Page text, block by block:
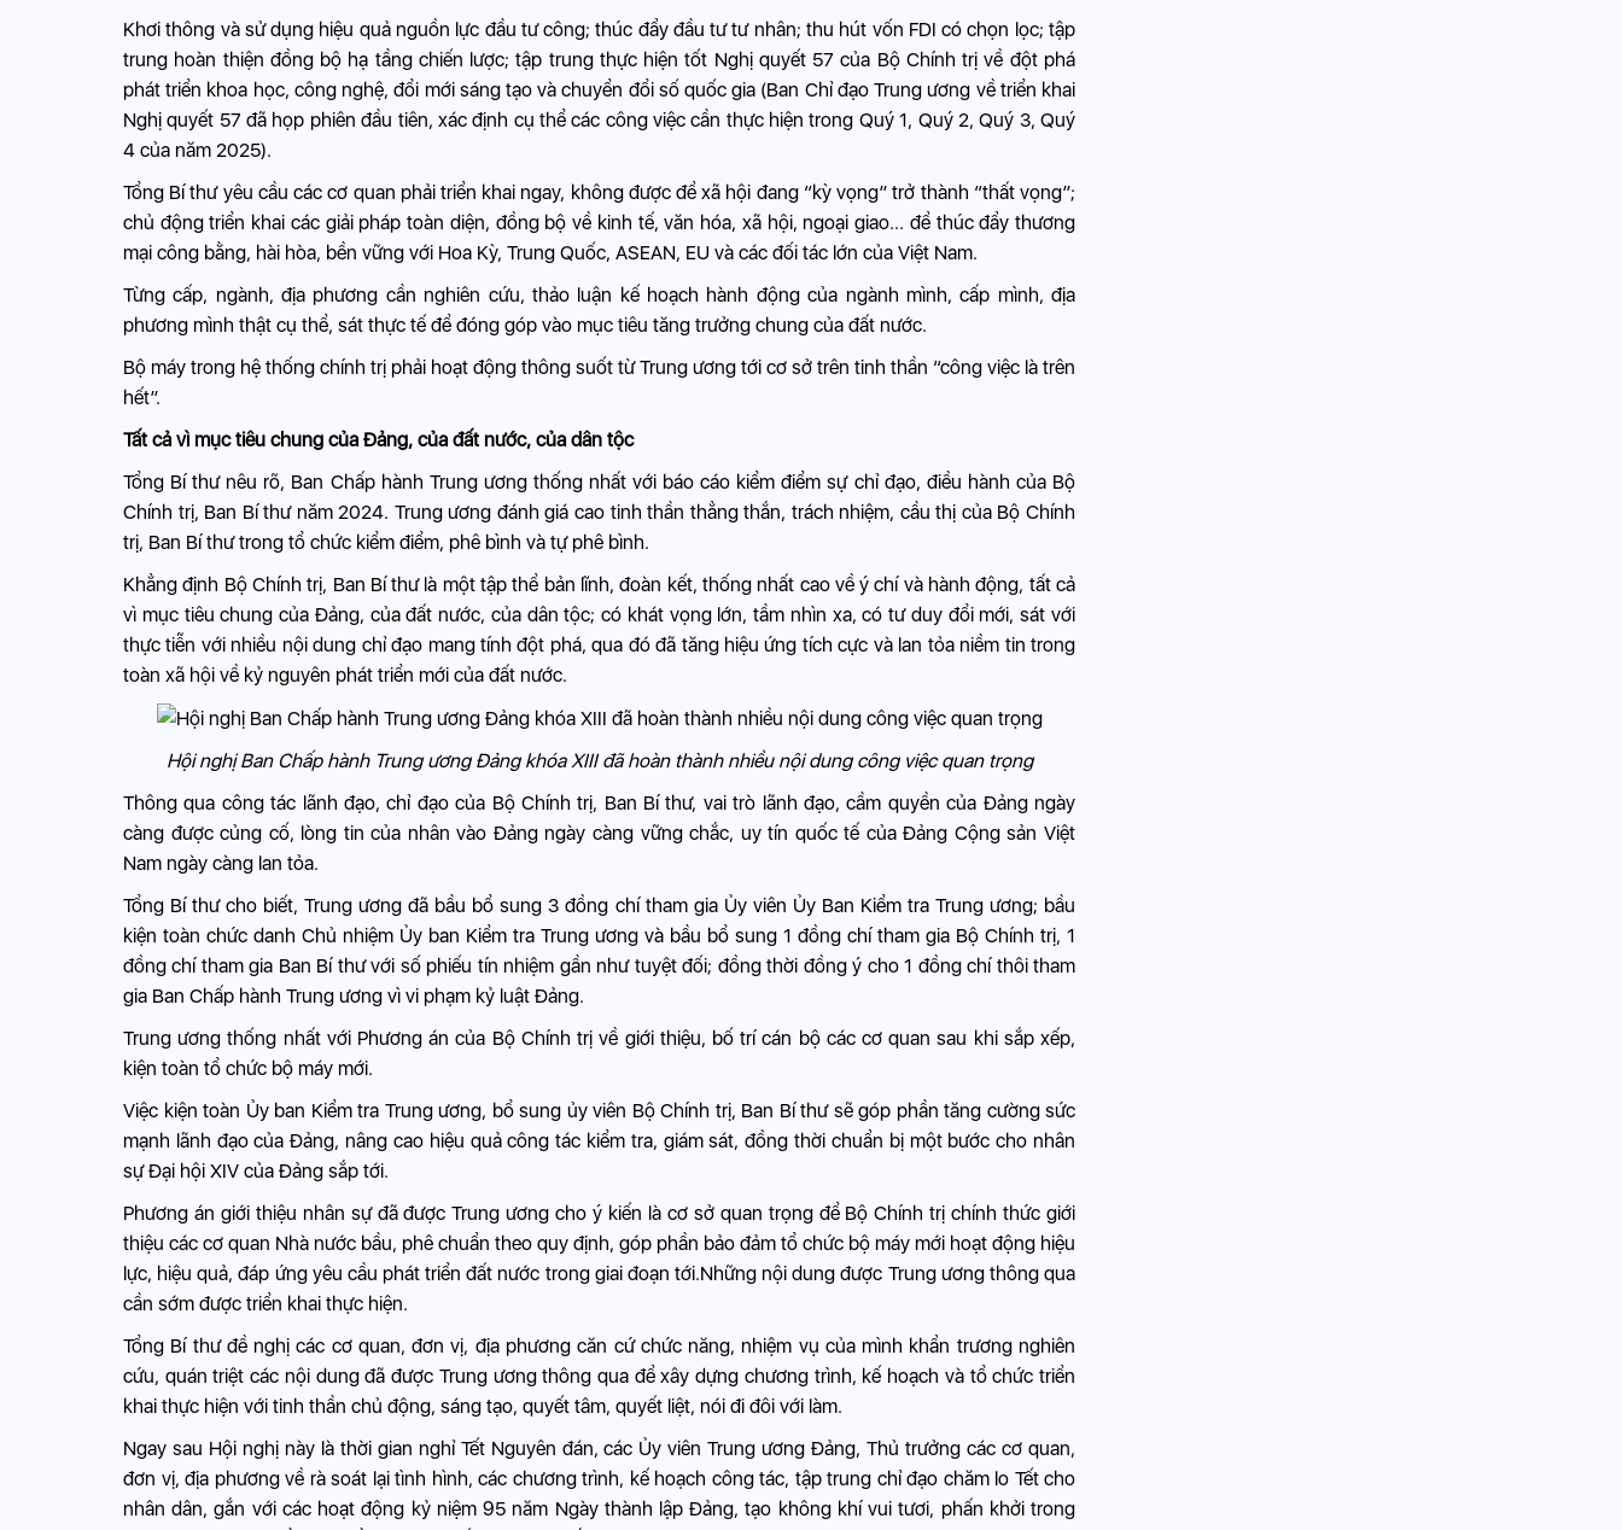
Khơi thông và sử dụng hiệu quả nguồn lực đầu tư công; thúc đẩy đầu tư tư nhân; thu hút vốn FDI có chọn lọc; tập
trung hoàn thiện đồng bộ hạ tầng chiến lược; tập trung thực hiện tốt Nghị quyết 57 của Bộ Chính trị về đột phá
phát triển khoa học, công nghệ, đổi mới sáng tạo và chuyển đổi số quốc gia (Ban Chỉ đạo Trung ương về triển khai
Nghị quyết 57 đã họp phiên đầu tiên, xác định cụ thể các công việc cần thực hiện trong Quý 1, Quý 2, Quý 3, Quý
4 của năm 2025).
Tổng Bí thư yêu cầu các cơ quan phải triển khai ngay, không được để xã hội đang “kỳ vọng” trở thành “thất vọng”;
chủ động triển khai các giải pháp toàn diện, đồng bộ về kinh tế, văn hóa, xã hội, ngoại giao... để thúc đẩy thương
mại công bằng, hài hòa, bền vững với Hoa Kỳ, Trung Quốc, ASEAN, EU và các đối tác lớn của Việt Nam.
Từng cấp, ngành, địa phương cần nghiên cứu, thảo luận kế hoạch hành động của ngành mình, cấp mình, địa
phương mình thật cụ thể, sát thực tế để đóng góp vào mục tiêu tăng trưởng chung của đất nước.
Bộ máy trong hệ thống chính trị phải hoạt động thông suốt từ Trung ương tới cơ sở trên tinh thần “công việc là trên
hết”.
Tất cả vì mục tiêu chung của Đảng, của đất nước, của dân tộc
Tổng Bí thư nêu rõ, Ban Chấp hành Trung ương thống nhất với báo cáo kiểm điểm sự chỉ đạo, điều hành của Bộ
Chính trị, Ban Bí thư năm 2024. Trung ương đánh giá cao tinh thần thẳng thắn, trách nhiệm, cầu thị của Bộ Chính
trị, Ban Bí thư trong tổ chức kiểm điểm, phê bình và tự phê bình.
Khẳng định Bộ Chính trị, Ban Bí thư là một tập thể bản lĩnh, đoàn kết, thống nhất cao về ý chí và hành động, tất cả
vì mục tiêu chung của Đảng, của đất nước, của dân tộc; có khát vọng lớn, tầm nhìn xa, có tư duy đổi mới, sát với
thực tiễn với nhiều nội dung chỉ đạo mang tính đột phá, qua đó đã tăng hiệu ứng tích cực và lan tỏa niềm tin trong
toàn xã hội về kỷ nguyên phát triển mới của đất nước.
Hội nghị Ban Chấp hành Trung ương Đảng khóa XIII đã hoàn thành nhiều nội dung công việc quan trọng
Thông qua công tác lãnh đạo, chỉ đạo của Bộ Chính trị, Ban Bí thư, vai trò lãnh đạo, cầm quyền của Đảng ngày
càng được củng cố, lòng tin của nhân vào Đảng ngày càng vững chắc, uy tín quốc tế của Đảng Cộng sản Việt
Nam ngày càng lan tỏa.
Tổng Bí thư cho biết, Trung ương đã bầu bổ sung 3 đồng chí tham gia Ủy viên Ủy Ban Kiểm tra Trung ương; bầu
kiện toàn chức danh Chủ nhiệm Ủy ban Kiểm tra Trung ương và bầu bổ sung 1 đồng chí tham gia Bộ Chính trị, 1
đồng chí tham gia Ban Bí thư với số phiếu tín nhiệm gần như tuyệt đối; đồng thời đồng ý cho 1 đồng chí thôi tham
gia Ban Chấp hành Trung ương vì vi phạm kỷ luật Đảng.
Trung ương thống nhất với Phương án của Bộ Chính trị về giới thiệu, bố trí cán bộ các cơ quan sau khi sắp xếp,
kiện toàn tổ chức bộ máy mới.
Việc kiện toàn Ủy ban Kiểm tra Trung ương, bổ sung ủy viên Bộ Chính trị, Ban Bí thư sẽ góp phần tăng cường sức
mạnh lãnh đạo của Đảng, nâng cao hiệu quả công tác kiểm tra, giám sát, đồng thời chuẩn bị một bước cho nhân
sự Đại hội XIV của Đảng sắp tới.
Phương án giới thiệu nhân sự đã được Trung ương cho ý kiến là cơ sở quan trọng để Bộ Chính trị chính thức giới
thiệu các cơ quan Nhà nước bầu, phê chuẩn theo quy định, góp phần bảo đảm tổ chức bộ máy mới hoạt động hiệu
lực, hiệu quả, đáp ứng yêu cầu phát triển đất nước trong giai đoạn tới.Những nội dung được Trung ương thông qua
cần sớm được triển khai thực hiện.
Tổng Bí thư đề nghị các cơ quan, đơn vị, địa phương căn cứ chức năng, nhiệm vụ của mình khẩn trương nghiên
cứu, quán triệt các nội dung đã được Trung ương thông qua để xây dựng chương trình, kế hoạch và tổ chức triển
khai thực hiện với tinh thần chủ động, sáng tạo, quyết tâm, quyết liệt, nói đi đôi với làm.
Ngay sau Hội nghị này là thời gian nghỉ Tết Nguyên đán, các Ủy viên Trung ương Đảng, Thủ trưởng các cơ quan,
đơn vị, địa phương về rà soát lại tình hình, các chương trình, kế hoạch công tác, tập trung chỉ đạo chăm lo Tết cho
nhân dân, gắn với các hoạt động kỷ niệm 95 năm Ngày thành lập Đảng, tạo không khí vui tươi, phấn khởi trong